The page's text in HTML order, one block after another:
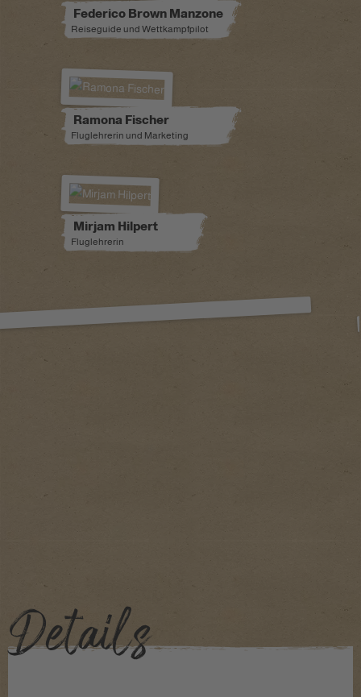
Federico Brown Manzone
Reiseguide und Wettkampfpilot
Ramona Fischer
Fluglehrerin und Marketing
Mirjam Hilpert
Fluglehrerin